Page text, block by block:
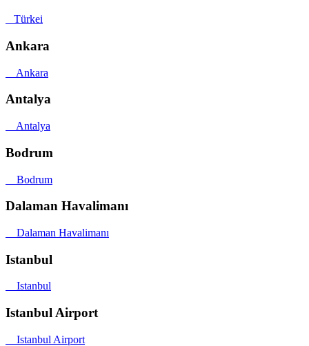
Türkei
Ankara
Ankara
Antalya
Antalya
Bodrum
Bodrum
Dalaman Havalimanı
Dalaman Havalimanı
Istanbul
Istanbul
Istanbul Airport
Istanbul Airport